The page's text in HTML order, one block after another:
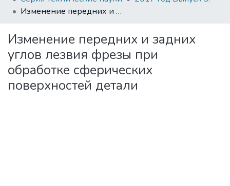
Statistics
Изменение передних и задних углов лезвия фрезы при обработке сферических поверхностей детали
Изменение передних и задних
углов лезвия фрезы при
обработке сферических
поверхностей детали